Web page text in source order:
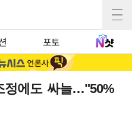
포토
정에도 싸늘…"50%